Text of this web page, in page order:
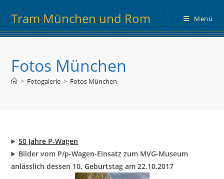
Zum
Inhalt
springen
Tram München und Rom Menü
Fotos München
> Fotogalerie > Fotos München
50 Jahre P-Wagen
Bilder vom P/p-Wagen-Einsatz zum MVG-Museum
anlässlich dessen 10. Geburtstag am 22.10.2017